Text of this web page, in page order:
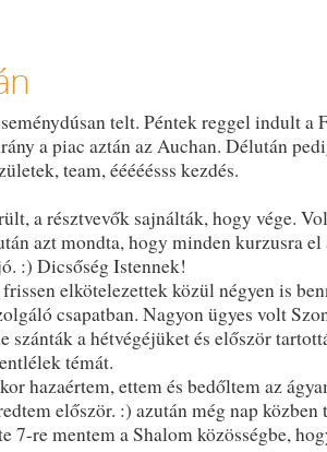
telt. Péntek reggel indult a
a piac aztán az Auchan. Délután
team, ééééésss kezdés.
a résztvevők sajnálták, hogy vége.
azt mondta, hogy minden kurzusra
:) Dicsőség Istennek!
elkötelezettek közül négyen is
csapatban. Nagyon ügyes volt
szánták a hétvégéjüket és először
témát.
hazaértem, ettem és bedőltem az
először. :) azután még nap közben
7-re mentem a Shalom közösségbe,